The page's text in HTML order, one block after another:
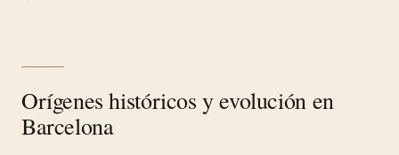
Orígenes históricos y evolución en
Barcelona